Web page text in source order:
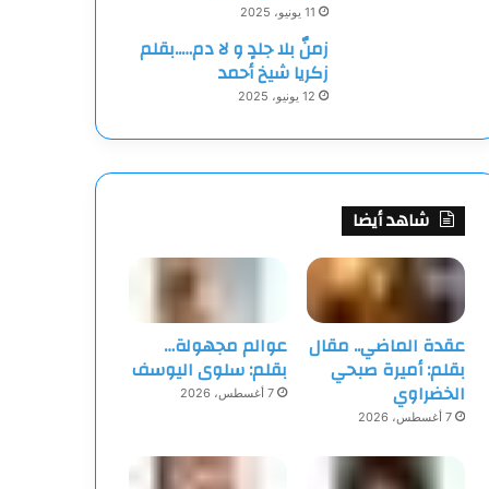
11 يونيو، 2025
زمنٌ بلا جلدٍ و لا دم…..بقلم
زكريا شيخ أحمد
12 يونيو، 2025
شاهد أيضا
عقدة الماضي.. مقال
بقلم: أميرة صبحي
الخضراوي
7 أغسطس، 2026
عوالم مجهولة…
بقلم: سلوى اليوسف
7 أغسطس، 2026